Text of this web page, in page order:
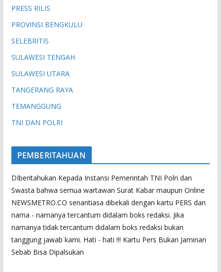
PRESS RILIS
PROVINSI BENGKULU
SELEBRITIS
SULAWESI TENGAH
SULAWESI UTARA
TANGERANG RAYA
TEMANGGUNG
TNI DAN POLRI
PEMBERITAHUAN
DIberitahukan Kepada Instansi Pemerintah TNI Polri dan
Swasta bahwa semua wartawan Surat Kabar maupun Online
NEWSMETRO.CO senantiasa dibekali dengan kartu PERS dan
nama - namanya tercantum didalam boks redaksi. Jika
namanya tidak tercantum didalam boks redaksi bukan
tanggung jawab kami. Hati - hati !!! Kartu Pers Bukan Jaminan
Sebab Bisa Dipalsukan